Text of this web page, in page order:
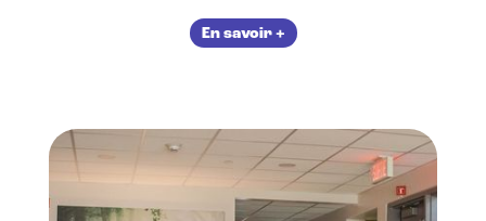
En savoir +